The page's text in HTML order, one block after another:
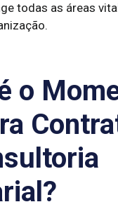
todas as áreas
o